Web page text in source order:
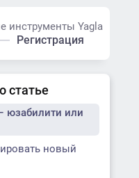
инструменты Yagla
Регистрация
статье
юзабилити или
новый